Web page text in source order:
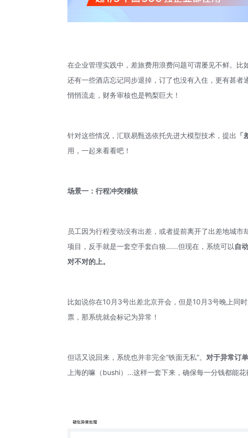
在企业管理实践中，差旅费用浪费问题可谓屡见不鲜。比
还有一些酒店忘记同步退掉，订了也没有入住，更有甚
悄悄流走，财务审核也是鸭梨巨大！
针对这些情况，汇联易甄选依托先进大模型技术，提出
用，一起来看看吧！
场景一：行程冲突稽核
员工因为行程变动没有出差，或者提前离开了出差地城
项目，反手就是一套空手套白狼......但现在，系统可以 自
对不对的上。
比如说你在10月3号出差北京开会，但是10月3号晚上同
票，那系统就会标记为异常！
但话又说回来，系统也并非完全“铁面无私”。 对于异常订
上海的嘛（bushi）...这样一套下来，确保每一分钱都能花